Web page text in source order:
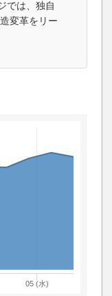
では、独自
変革をリー
05 (水)